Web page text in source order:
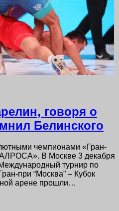
говоря о
Белинского
чемпионами «Гран-
АЛРОСА». В Москве 3 декабря
турнир по
при “Москва” – Кубок
арене прошли…